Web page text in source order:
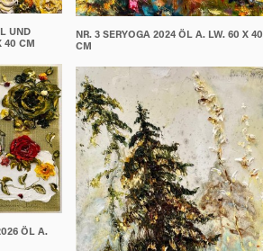
UND
40 CM
ÖL A.
NR. 3 SERYOGA 2024 ÖL A. LW. 60 X 40
CM